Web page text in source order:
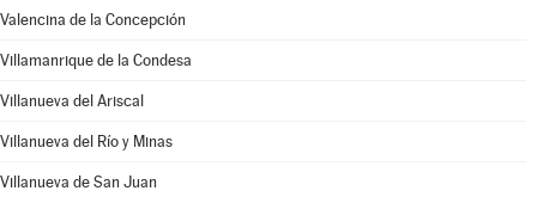
Valencina de la Concepción
Villamanrique de la Condesa
Villanueva del Ariscal
Villanueva del Río y Minas
Villanueva de San Juan